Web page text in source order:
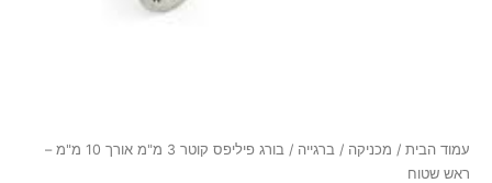
עמוד הבית / מכניקה / ברגייה
/ בורג פיליפס קוטר 3 מ"מ אורך 10 מ"מ –
ראש שטוח